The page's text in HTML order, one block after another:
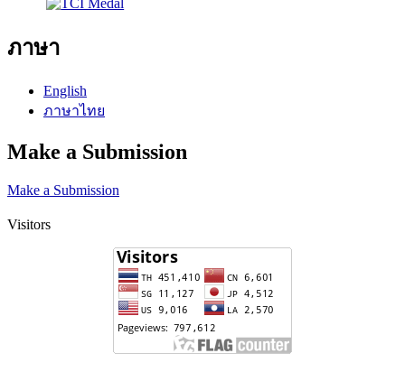
ภาษา
English
ภาษาไทย
Make a Submission
Make a Submission
Visitors